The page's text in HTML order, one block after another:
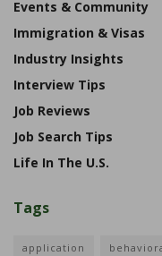
Events & Community
Immigration & Visas
Industry Insights
Interview Tips
Job Reviews
Job Search Tips
Life In The U.S.
Tags
application